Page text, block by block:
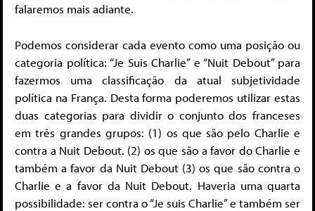
falaremos mais adiante.
Podemos considerar cada evento como uma posição ou
categoria política: “Je Suis Charlie” e “Nuit Debout” para
fazermos uma classificação da atual subjetividade
política na França. Desta forma poderemos utilizar estas
duas categorias para dividir o conjunto dos franceses
em três grandes grupos: (1) os que são pelo Charlie e
contra a Nuit Debout. (2) os que são a favor do Charlie e
também a favor da Nuit Debout (3) os que são contra o
Charlie e a favor da Nuit Debout. Haveria uma quarta
possibilidade: ser contra o “Je suis Charlie” e também ser